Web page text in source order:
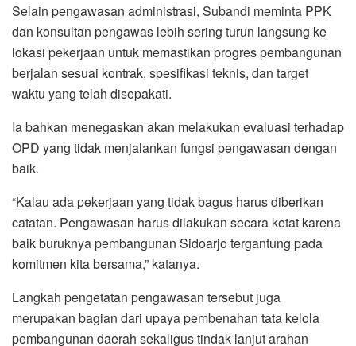
Selain pengawasan administrasi, Subandi meminta PPK
dan konsultan pengawas lebih sering turun langsung ke
lokasi pekerjaan untuk memastikan progres pembangunan
berjalan sesuai kontrak, spesifikasi teknis, dan target
waktu yang telah disepakati.
Ia bahkan menegaskan akan melakukan evaluasi terhadap
OPD yang tidak menjalankan fungsi pengawasan dengan
baik.
“Kalau ada pekerjaan yang tidak bagus harus diberikan
catatan. Pengawasan harus dilakukan secara ketat karena
baik buruknya pembangunan Sidoarjo tergantung pada
komitmen kita bersama,” katanya.
Langkah pengetatan pengawasan tersebut juga
merupakan bagian dari upaya pembenahan tata kelola
pembangunan daerah sekaligus tindak lanjut arahan